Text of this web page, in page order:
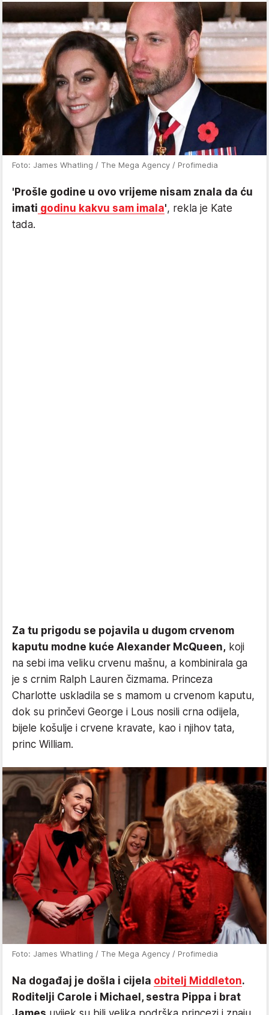
Foto: James Whatling / The Mega Agency / Profimedia
'Prošle godine u ovo vrijeme nisam znala da ću
imati godinu kakvu sam imala', rekla je Kate
tada.
Za tu prigodu se pojavila u dugom crvenom
kaputu modne kuće Alexander McQueen, koji
na sebi ima veliku crvenu mašnu, a kombinirala ga
je s crnim Ralph Lauren čizmama. Princeza
Charlotte uskladila se s mamom u crvenom kaputu,
dok su prinčevi George i Lous nosili crna odijela,
bijele košulje i crvene kravate, kao i njihov tata,
princ William.
Foto: James Whatling / The Mega Agency / Profimedia
Na događaj je došla i cijela obitelj Middleton.
Roditelji Carole i Michael, sestra Pippa i brat